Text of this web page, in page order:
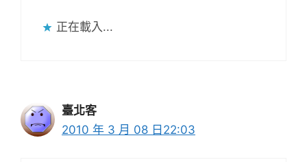
正在載入...
臺北客
2010 年 3 月 08 日22:03